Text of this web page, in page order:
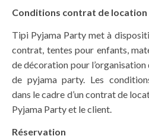
Conditions contrat de location
Tipi Pyjama Party met à
contrat, tentes pour enfants,
de décoration pour l’organisation
de pyjama party. Les
dans le cadre d’un contrat de
Pyjama Party et le client.
Réservation